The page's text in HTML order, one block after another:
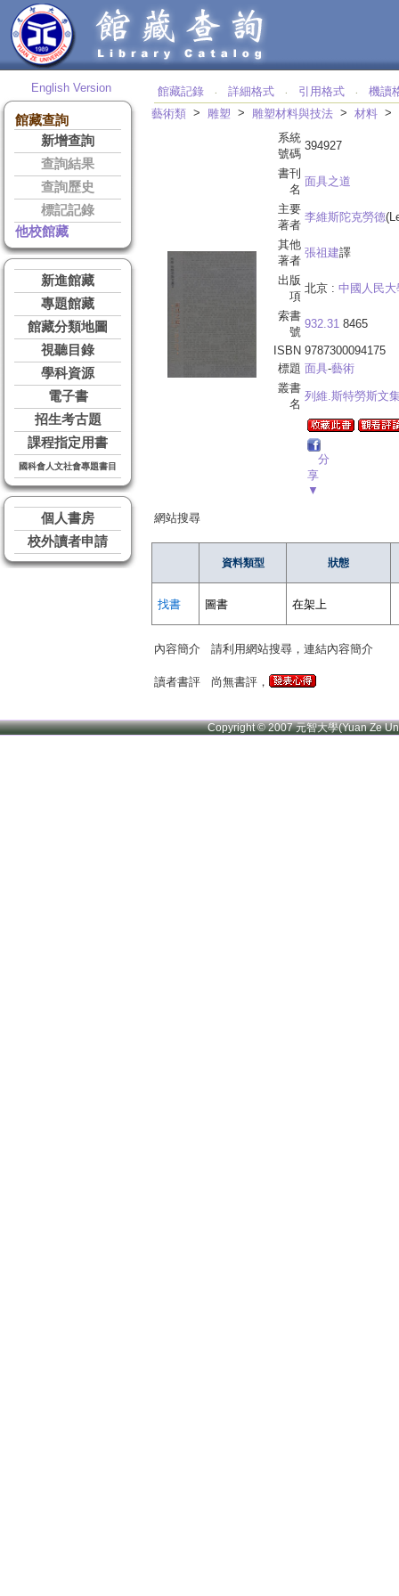
English Version
館藏查詢
新增查詢
查詢結果
查詢歷史
標記記錄
他校館藏
新進館藏
專題館藏
館藏分類地圖
視聽目錄
學科資源
電子書
招生考古題
課程指定用書
國科會人文社會專題書目
個人書房
校外讀者申請
館藏記錄 ‧ 詳細格式 ‧ 引用格式 ‧
機讀
藝術類 > 雕塑 > 雕塑材料與技法 > 材料 >
系統
號碼
394927
書刊
名
面具之道
主要
著者
李維斯陀克勞德
其他
著者
張祖建譯
出版
項
北京 : 中國人民
索書
號
932.31 8465
ISBN 9787300094175
標題 面具-藝術
叢書
名
列維.斯特勞斯文
分
享
▼
網站搜尋
資料類型 狀態
找書 圖書 在架上
內容簡介 請利用網站搜尋，連結內容簡介
讀者書評 尚無書評，
Copyright © 2007 元智大學(Yuan Ze